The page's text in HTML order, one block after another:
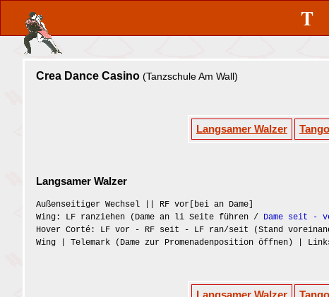
Crea Dance Casino(Tanzschule Am Wall)
Langsamer Walzer Tango
Langsamer Walzer
Außenseitiger Wechsel || RF vor[bei an Dame]
Wing: LF ranziehen (Dame an li Seite führen / Dame seit -
Hover Corté: LF vor - RF seit - LF ran/seit (Stand
Wing | Telemark (Dame zur Promenadenposition öffnen) |
Langsamer Walzer Tango